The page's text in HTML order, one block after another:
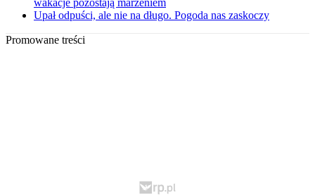
wakacje pozostają marzeniem
Upał odpuści, ale nie na długo. Pogoda nas zaskoczy
Promowane treści